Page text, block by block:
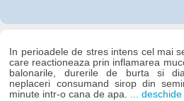
In perioadele de stres intens cel mai
care reactioneaza prin inflamarea
balonarile, durerile de burta si
neplaceri consumand sirop din
minute intr-o cana de apa. ...